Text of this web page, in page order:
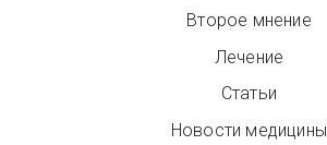
Второе мнение
Лечение
Статьи
Новости медицины